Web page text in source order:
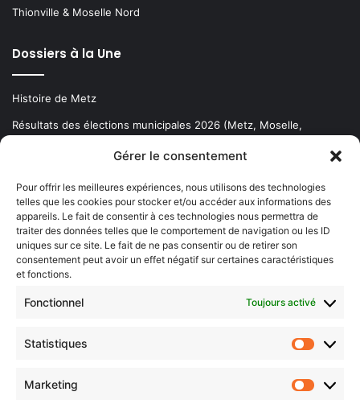
Gérer le consentement
Pour offrir les meilleures expériences, nous utilisons des technologies
telles que les cookies pour stocker et/ou accéder aux informations des
appareils. Le fait de consentir à ces technologies nous permettra de
traiter des données telles que le comportement de navigation ou les ID
uniques sur ce site. Le fait de ne pas consentir ou de retirer son
consentement peut avoir un effet négatif sur certaines caractéristiques
et fonctions.
Fonctionnel Toujours activé
Statistiques
Marketing
Thionville & Moselle Nord
Dossiers à la Une
Histoire de Metz
Résultats des élections municipales 2026 (Metz, Moselle,
Newsletter gratuite
Choisissez : matin, soir ou hebdo ?
votre